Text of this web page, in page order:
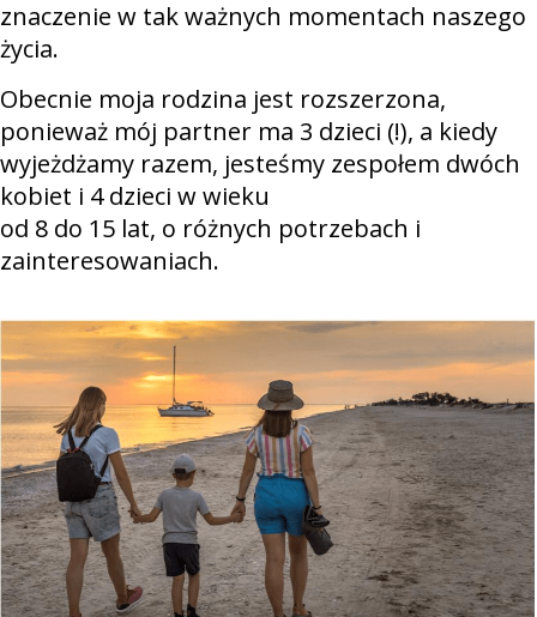
znaczenie w tak ważnych momentach naszego
życia.
Obecnie moja rodzina jest rozszerzona,
ponieważ mój partner ma 3 dzieci (!), a kiedy
wyjeżdżamy razem, jesteśmy zespołem dwóch
kobiet i 4 dzieci w wieku
od 8 do 15 lat, o różnych potrzebach i
zainteresowaniach.